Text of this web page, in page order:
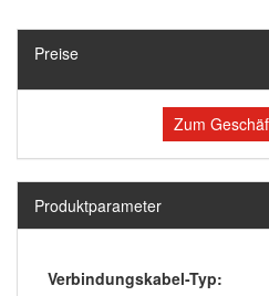
Preise
Zum
Produktparameter
Verbindungskabel-Typ: